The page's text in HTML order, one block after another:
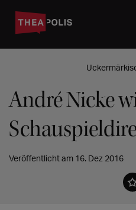
André Nicke
Veröffentlicht am 16. Dez 2016